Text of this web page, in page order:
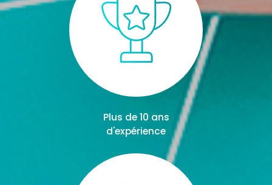
Plus de 10 ans
d'expérience